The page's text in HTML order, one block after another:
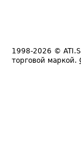
1998-2026 ©
торговой маркой.